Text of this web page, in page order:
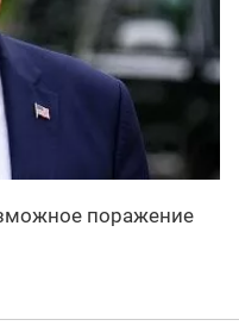
поражение